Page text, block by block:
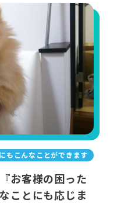
もこんなことができます
お客様の困った
ことにも応じま